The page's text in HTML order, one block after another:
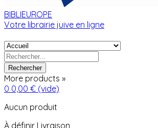
BIBLIEUROPE
Votre librairie juive en ligne
Rechercher
More products »
0 0,00 € (vide)
Aucun produit
À définir Livraison